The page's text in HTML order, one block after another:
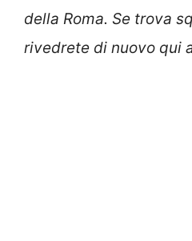
della Roma. Se trova
rivedrete di nuovo qui